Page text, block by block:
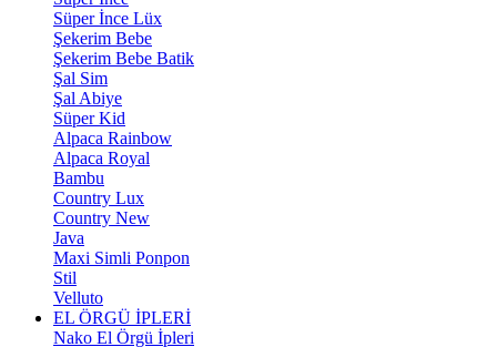
Süper İnce Lüx
Şekerim Bebe
Şekerim Bebe Batik
Şal Sim
Şal Abiye
Süper Kid
Alpaca Rainbow
Alpaca Royal
Bambu
Country Lux
Country New
Java
Maxi Simli Ponpon
Stil
Velluto
EL ÖRGÜ İPLERİ
Nako El Örgü İpleri